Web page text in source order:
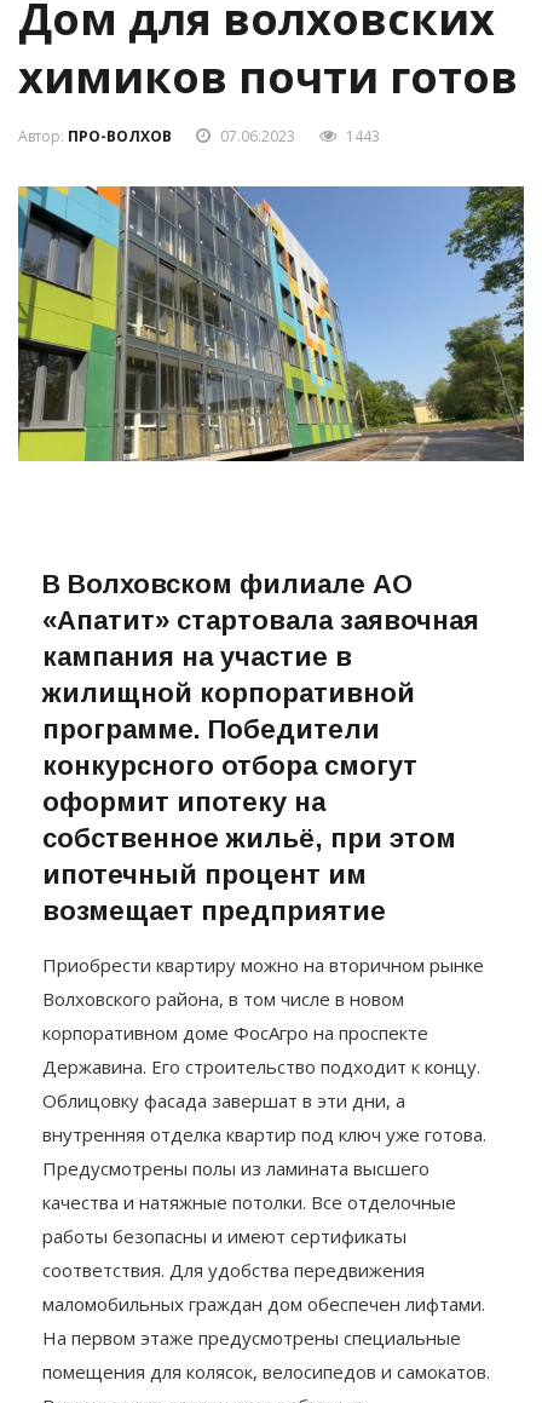
ВОЛХОВ ГЛАВНОЕ ИНТЕРЕСНОЕ СОЦИАЛЬНОЕ
Дом для волховских
химиков почти готов
Автор:ПРО-ВОЛХОВ 07.06.2023 1443
В Волховском филиале АО
«Апатит» стартовала заявочная
кампания на участие в
жилищной корпоративной
программе. Победители
конкурсного отбора смогут
оформит ипотеку на
собственное жильё, при этом
ипотечный процент им
возмещает предприятие
Приобрести квартиру можно на вторичном рынке
Волховского района, в том числе в новом
корпоративном доме ФосАгро на проспекте
Державина. Его строительство подходит к концу.
Облицовку фасада завершат в эти дни, а
внутренняя отделка квартир под ключ уже готова.
Предусмотрены полы из ламината высшего
качества и натяжные потолки. Все отделочные
работы безопасны и имеют сертификаты
соответствия. Для удобства передвижения
маломобильных граждан дом обеспечен лифтами.
На первом этаже предусмотрены специальные